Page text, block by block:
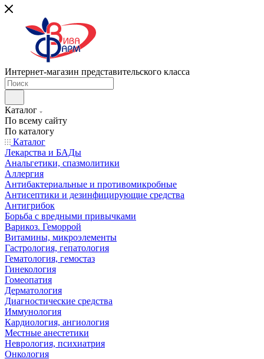
Интернет-магазин представительского класса
Каталог
По всему сайту
По каталогу
Каталог
Лекарства и БАДы
Анальгетики, спазмолитики
Аллергия
Антибактериальные и противомикробные
Антисептики и дезинфицирующие средства
Антигрибок
Борьба с вредными привычками
Варикоз. Геморрой
Витамины, микроэлементы
Гастрология, гепатология
Гематология, гемостаз
Гинекология
Гомеопатия
Дерматология
Диагностические средства
Иммунология
Кардиология, ангиология
Местные анестетики
Неврология, психиатрия
Онкология